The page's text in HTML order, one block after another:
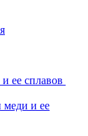
ее сплавов
меди и ее